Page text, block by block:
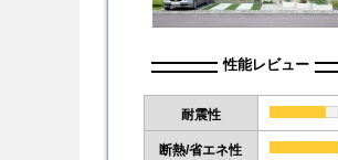
性能レビュー
耐震性
断熱/省エネ性